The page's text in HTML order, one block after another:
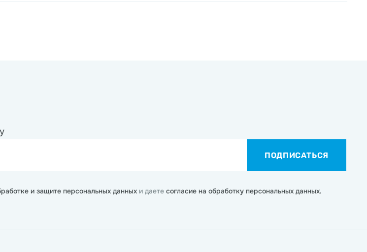
ПОДПИСАТЬСЯ
и защите персональных данных и даете согласие на обработку персональных данных.